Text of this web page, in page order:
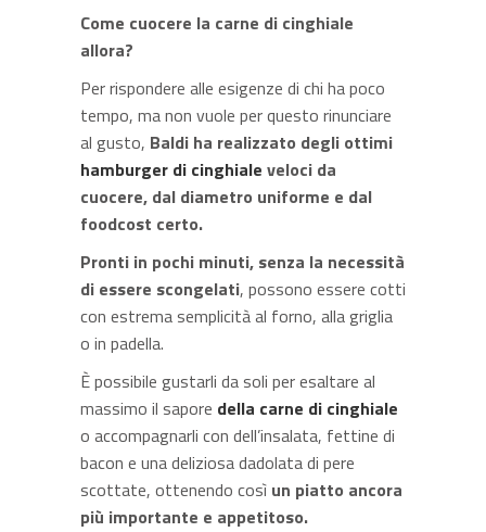
Come cuocere la carne di cinghiale
allora?
Per rispondere alle esigenze di chi ha poco
tempo, ma non vuole per questo rinunciare
al gusto, Baldi ha realizzato degli ottimi
hamburger di cinghiale veloci da
cuocere, dal diametro uniforme e dal
foodcost certo.
Pronti in pochi minuti, senza la necessità
di essere scongelati, possono essere cotti
con estrema semplicità al forno, alla griglia
o in padella.
È possibile gustarli da soli per esaltare al
massimo il sapore della carne di cinghiale
o accompagnarli con dell’insalata, fettine di
bacon e una deliziosa dadolata di pere
scottate, ottenendo così un piatto ancora
più importante e appetitoso.